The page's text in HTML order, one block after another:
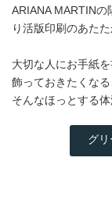
ARIANA MARTINの
り活版印刷のあた
大切な人にお手紙
飾っておきたくな
そんなほっとする
グ